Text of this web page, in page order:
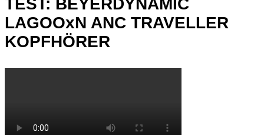
TEST: BEYERDYNAMIC
LAGOOxN ANC TRAVELLER
KOPFHÖRER